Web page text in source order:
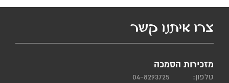
צרו איתנו קשר
מזכירות הסמכה
טלפון:
04-8293725